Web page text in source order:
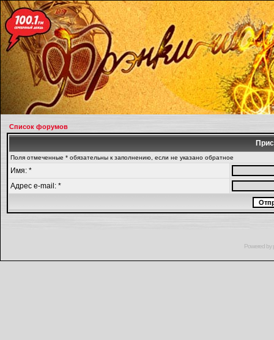
Список форумов
Поля отмеченные * обязательны к заполнению, если не указано обратное
Имя: *
Адрес e-mail: *
Powered by